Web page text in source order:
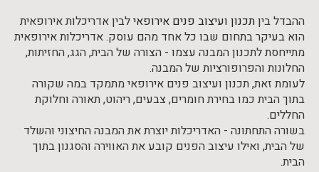
ההבדל ביןתכנון ועיצוב פנים אירופאילבין אדריכלות אירופאית
הוא בעיקר בתחום שבו כל אחד מהם עוסק. אדריכלות אירופאית
מתייחסת לתכנון המבנה עצמו - הצורה של הבית, הגג, החזיתות,
החלונות והפרופורציות של המבנה.
לעומת זאת, תכנון ועיצוב פנים אירופאי מתמקד במה שקורה
בתוך הבית כמו בחירת חומרים, צבעים, ריהוט, תאורה וחלוקת
החללים.
בשורה התחתונה - האדריכלות יוצרת את המבנה החיצוני והשלד
של הבית, ואילו עיצוב הפנים קובע את האווירה והסגנון בתוך
הבית.